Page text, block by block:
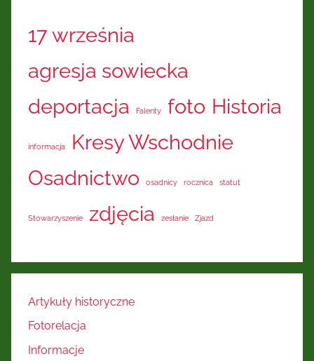
17 września
agresja sowiecka
deportacja
Falenty foto Historia
informacja
Kresy Wschodnie
Osadnictwo
osadnicy rocznica statut
Stowarzyszenie zdjęcia zesłanie Zjazd
Artykuły historyczne
Fotorelacja
Informacje